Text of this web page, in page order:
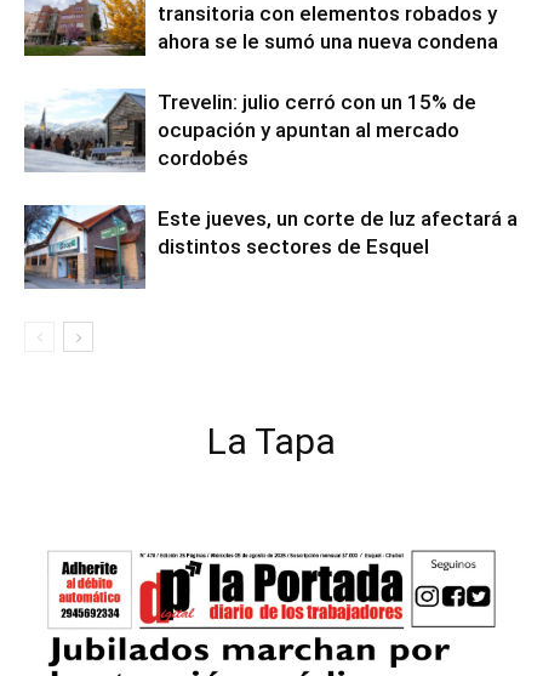
transitoria con elementos robados y
ahora se le sumó una nueva condena
Trevelin: julio cerró con un 15% de
ocupación y apuntan al mercado
cordobés
Este jueves, un corte de luz afectará a
distintos sectores de Esquel
La Tapa